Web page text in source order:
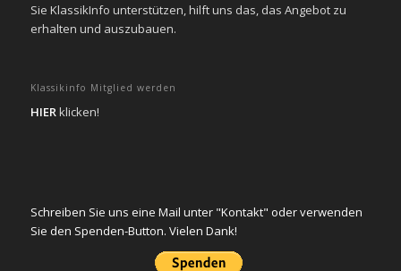
Sie KlassikInfo unterstützen, hilft uns das, das Angebot zu
erhalten und auszubauen.
Klassikinfo Mitglied werden
HIERklicken!
Schreiben Sie uns eine Mail unter "Kontakt" oder verwenden
Sie den Spenden-Button. Vielen Dank!